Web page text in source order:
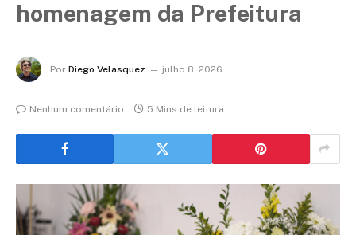
homenagem da Prefeitura
Por Diego Velasquez julho 8, 2026
Nenhum comentário 5 Mins de leitura